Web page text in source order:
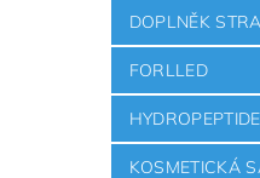
DOPLNĚK
FORLLED
HYDROPEPTIDE
KOSMETICKÁ